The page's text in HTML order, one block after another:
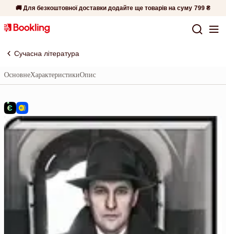
🚚 Для безкоштовної доставки додайте ще товарів на суму 799 ₴
Сучасна література
ОсновнеХарактеристикиОпис